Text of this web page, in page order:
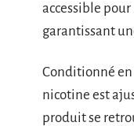
accessible
garantissant
Conditionné en
nicotine est
produit se